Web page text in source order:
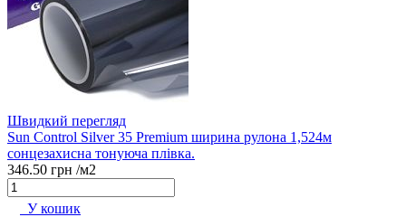
Швидкий перегляд
Sun Control Silver 35 Premium ширина рулона 1,524м
сонцезахисна тонуюча плівка.
346.50 грн /м2
У кошик